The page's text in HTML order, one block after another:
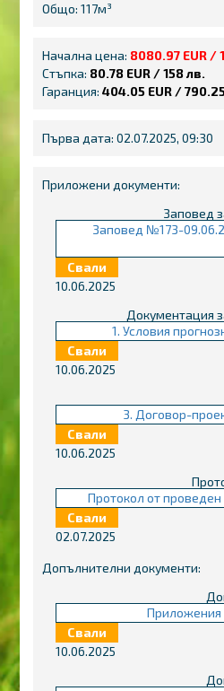
Общо: 117м³
Начална цена: 8080.97 EUR /
Стъпка: 80.78 EUR / 158 лв.
Гаранция:404.05 EUR /
Първа дата: 02.07.2025, 09:30
Приложени документи:
Заповед
Заповед №173-
Свали
10.06.2025
Документация
1. Условия
Свали
10.06.2025
3. Договор-
Свали
10.06.2025
Протокол от
Свали
02.07.2025
Допълнителни документи:
Приложения
Свали
10.06.2025